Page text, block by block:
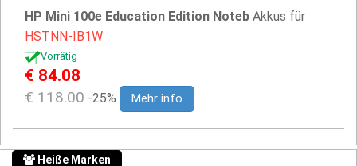
HP Mini 100e Education Edition Noteb Akkus für
HSTNN-IB1W
Vorrätig
€ 84.08
€ 118.00 -25% Mehr info
Heiße Marken